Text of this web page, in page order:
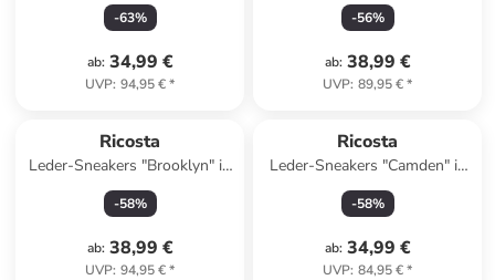
-63%
ab: 34,99 €
UVP: 94,95 €*
-56%
ab: 38,99 €
UVP: 89,95 €*
Ricosta
Leder-Sneakers "Brooklyn" in
Rosa
-58%
ab: 38,99 €
UVP: 94,95 €*
Ricosta
Leder-Sneakers "Camden" in
Rosa
-58%
ab: 34,99 €
UVP: 84,95 €*